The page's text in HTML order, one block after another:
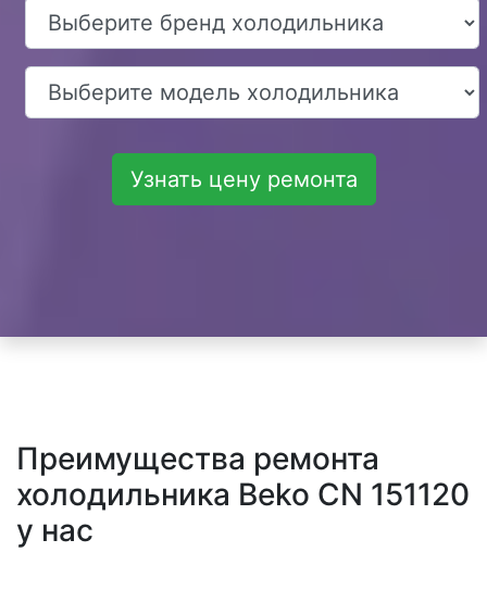
Узнать цену ремонта
Преимущества ремонта
холодильника Beko CN 151120
у нас